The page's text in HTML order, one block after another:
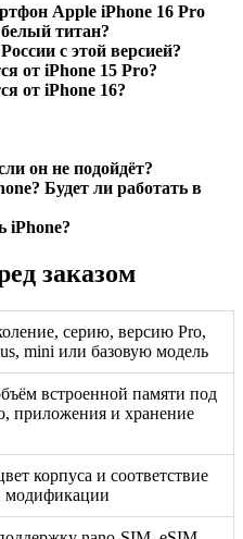
Apple iPhone 16 Pro
титан?
с этой версией?
от iPhone 15 Pro?
от iPhone 16?
он не подойдёт?
Будет ли работать в
iPhone?
заказом
серию, версию Pro,
mini или базовую модель
встроенной памяти под
приложения и хранение
корпуса и соответствие
модификации